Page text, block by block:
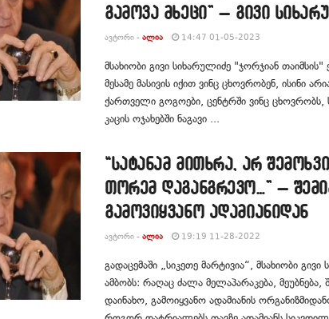
გამოვა მხეცი” – გივი
ᲐᲕᲢᲝᲠᲘ - ᲐᲚᲘᲐ 14:47 01-05-2023
მსახიობი გივი სიხარულიძე "ჯორჯიან
მესამე მასივის იქით ვინც ცხოვრობენ, ისინი
ქართველი გოგოები, ცენტრში ვინც ცხოვრობს,
კაცის ოჯახებში ნაგავი ...
“სატანამ მითხრა, არ
თორემ დაგანგრევო…” –
გამოვიყვანო ადამიანიდან
ᲐᲕᲢᲝᲠᲘ - ᲐᲚᲘᲐ 19:19 11-28-2022
გადაცემაში „სიკეთე მარტივია“, მსახიობი
ამბობს: რაღაც ძალა მელაპარაკება,
დაინახო, გამოიყვანო ადამიანის